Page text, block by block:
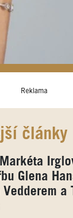
Reklama
články
Markéta
Glena
Vedderem a